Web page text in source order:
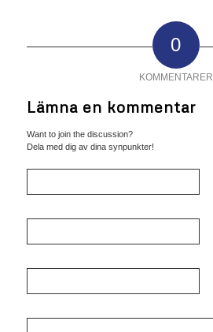
0
KOMMENTARER
Lämna en kommentar
Want to join the discussion?
Dela med dig av dina synpunkter!